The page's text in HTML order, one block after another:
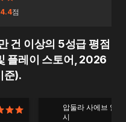
4.4점
건 이상의 5성급 평점
플레이 스토어, 2026
준).
압둘라 사에브 알
시